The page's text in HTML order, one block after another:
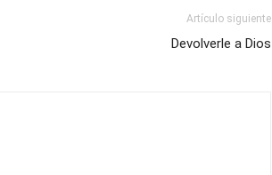
Artículo siguiente
Devolverle a Dios